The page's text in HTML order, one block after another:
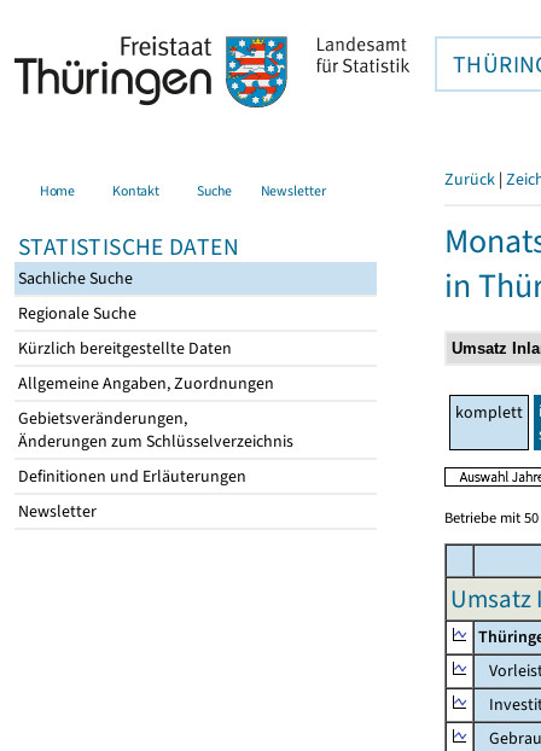
Home Kontakt Suche Newsletter
STATISTISCHE DATEN
Sachliche Suche
Regionale Suche
Kürzlich bereitgestellte Daten
Allgemeine Angaben, Zuordnungen
Gebietsveränderungen,
Änderungen zum Schlüsselverzeichnis
Definitionen und Erläuterungen
Newsletter
Zurück |
in
komplett
Betriebe mit
Umsatz